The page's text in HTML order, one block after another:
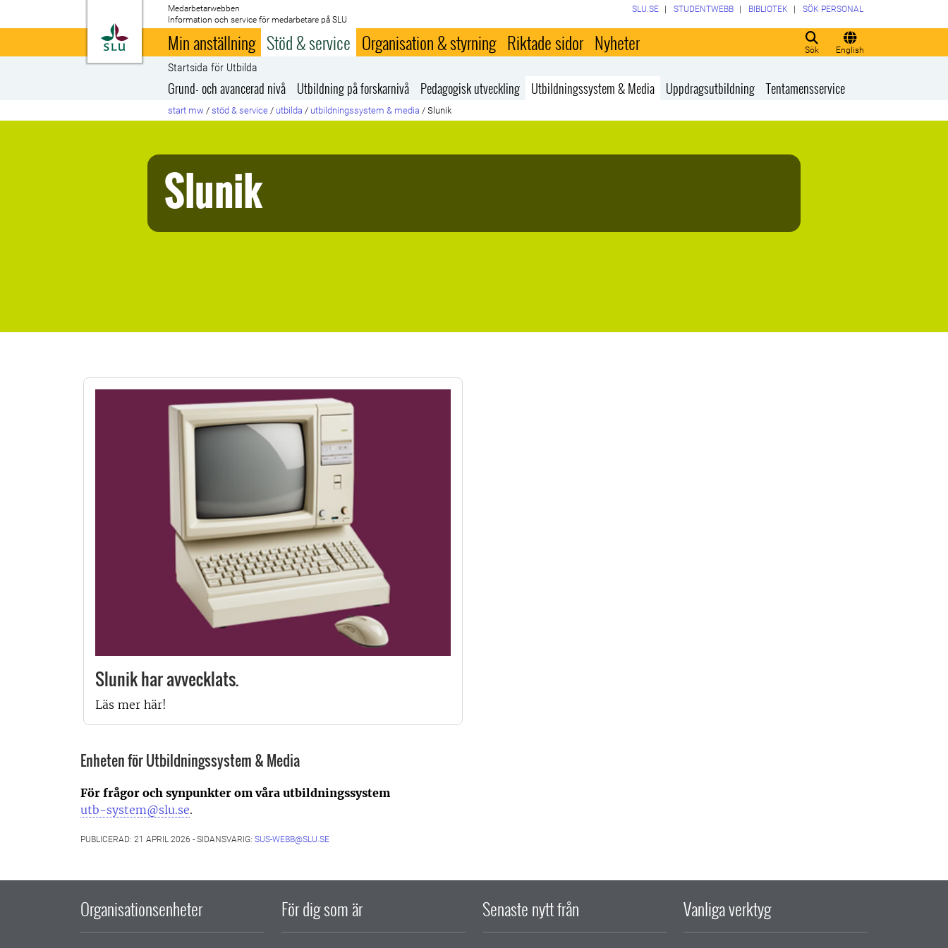
Till startsida
Medarbetarwebben
Information och service för medarbetare på SLU
Sök English
SLU.SE STUDENTWEBB BIBLIOTEK SÖK PERSONAL
Min anställning Stöd & service Organisation & styrning Riktade sidor Nyheter
Startsida för Utbilda
Grund- och avancerad nivå Utbildning på forskarnivå Pedagogisk utveckling Utbildningssystem & Media Uppdragsutbildning Tentamensservice
start mw / stöd & service / utbilda / utbildningssystem & media / Slunik
Slunik
Slunik har avvecklats.
Läs mer här!
Enheten för Utbildningssystem & Media
För frågor och synpunkter om våra utbildningssystem
utb-system@slu.se.
PUBLICERAD: 21 APRIL 2026 - SIDANSVARIG: SUS-WEBB@SLU.SE
Organisationsenheter För dig som är Senaste nytt från Vanliga verktyg